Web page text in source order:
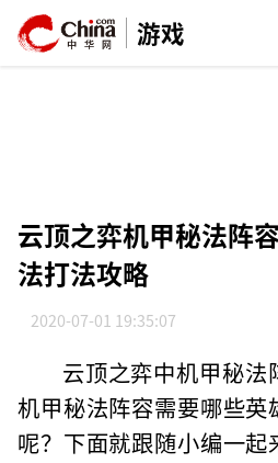
游戏
云顶之弈机甲秘法阵
法打法攻略
2020-07-01 19:35:07
云顶之弈中机甲秘法
机甲秘法阵容需要哪些
呢？下面就跟随小编一